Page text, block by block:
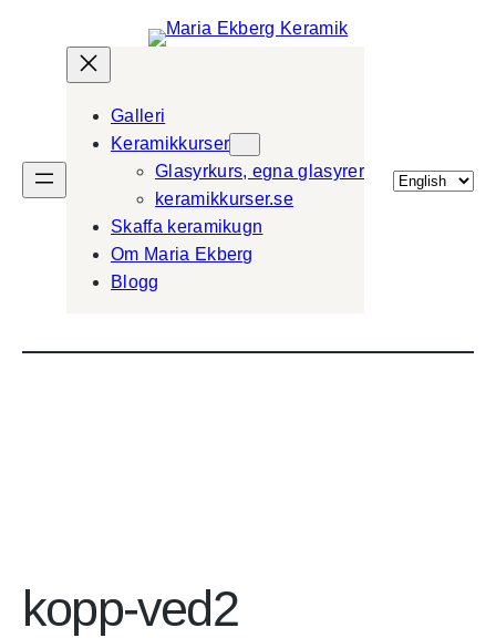
Galleri
Keramikkurser
Glasyrkurs, egna glasyrer
keramikkurser.se
Skaffa keramikugn
Om Maria Ekberg
Blogg
Välj
kopp-ved2